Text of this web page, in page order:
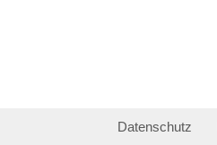
Datenschutz